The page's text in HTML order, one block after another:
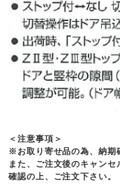
＜注意事項＞
※お取り寄せ品の為、納期
また、ご注文後のキャンセ
確認の上、ご注文下さい。